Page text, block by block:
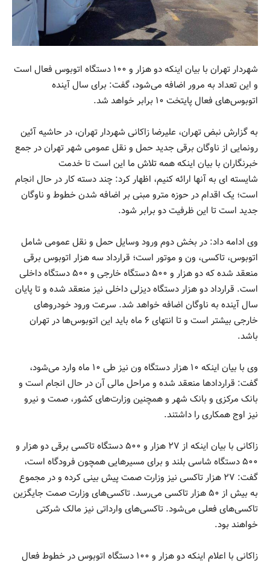
شهردار تهران با بیان اینکه دو هزار و ۱۰۰ دستگاه اتوبوس فعال است
و این تعداد به مرور اضافه می‌شود، گفت: برای سال آینده
اتوبوس‌های فعال پایتخت ۱۰ برابر خواهد شد.
به گزارش نبض تهران، علیرضا زاکانی شهردار تهران، در حاشیه آئین
رونمایی از ناوگان برقی جدید حمل و نقل عمومی شهر تهران در جمع
خبرنگاران با بیان اینکه همه تلاش ما این است تا خدمت
شایسته ای به آنها ارائه کنیم، اظهار کرد: چند دسته کار در حال انجام
است؛ یک اقدام در حوزه مترو مبنی بر اضافه شدن خطوط و ناوگان
جدید است تا این ظرفیت دو برابر شود.
وی ادامه داد: در بخش دوم ورود وسایل حمل و نقل عمومی شامل
اتوبوس، تاکسی، ون و موتور است؛ قرارداد سه هزار اتوبوس برقی
منعقد شده که دو هزار و ۵۰۰ دستگاه خارجی و ۵۰۰ دستگاه داخلی
است. قرارداد دو هزار دستگاه دیزلی داخلی نیز منعقد شده و تا پایان
سال آینده به ناوگان اضافه خواهد شد. سرعت ورود خودروهای
خارجی بیشتر است و تا انتهای ۶ ماه باید این اتوبوس‌ها در تهران
باشد.
وی با بیان اینکه ۱۰ هزار دستگاه ون نیز طی ۱۰ ماه وارد می‌شود،
گفت: قراردادها منعقد شده و مراحل مالی آن در حال انجام است و
بانک مرکزی و بانک شهر و همچنین وزارت‌های کشور، صمت و نیرو
نیز اوج همکاری را داشتند.
زاکانی با بیان اینکه از ۲۷ هزار و ۵۰۰ دستگاه تاکسی برقی دو هزار و
۵۰۰ دستگاه شاسی بلند و برای مسیرهایی همچون فرودگاه است،
گفت: ۲۷ هزار تاکسی نیز وزارت صمت پیش بینی کرده و در مجموع
به بیش از ۵۰ هزار تاکسی می‌رسد. تاکسی‌های وزارت صمت جایگزین
تاکسی‌های فعلی می‌شود. تاکسی‌های وارداتی نیز مالک شرکتی
خواهند بود.
زاکانی با اعلام اینکه دو هزار و ۱۰۰ دستگاه اتوبوس در خطوط فعال